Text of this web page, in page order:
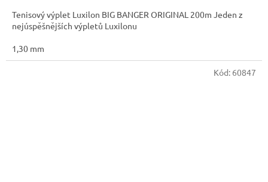
Tenisový výplet Luxilon BIG BANGER ORIGINAL 200m Jeden z
nejúspěšnějších výpletů Luxilonu
1,30 mm
Kód: 60847